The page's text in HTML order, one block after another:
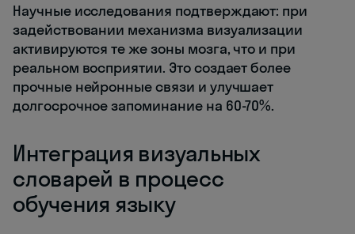
Научные исследования подтверждают: при
задействовании механизма визуализации
активируются те же зоны мозга, что и при
реальном восприятии. Это создает более
прочные нейронные связи и улучшает
долгосрочное запоминание на 60-70%.
Интеграция визуальных
словарей в процесс
обучения языку